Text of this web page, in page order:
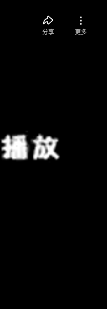
分享 更多